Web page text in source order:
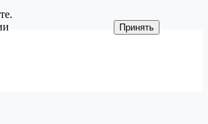
Принять